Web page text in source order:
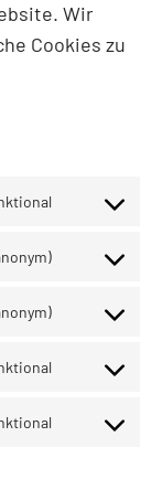
Wir
Cookies zu